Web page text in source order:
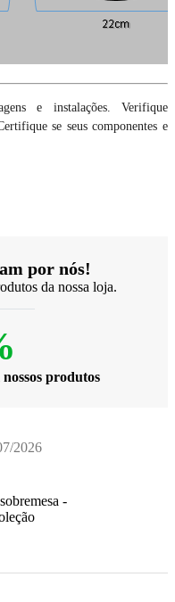
e instalações. Verifique
se seus componentes e
por nós!
da nossa loja.
produtos
2026
-